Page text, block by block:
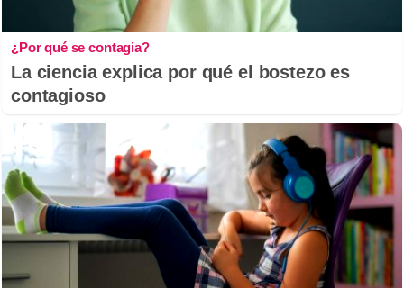
¿Por qué se contagia?
La ciencia explica por qué el bostezo es
contagioso